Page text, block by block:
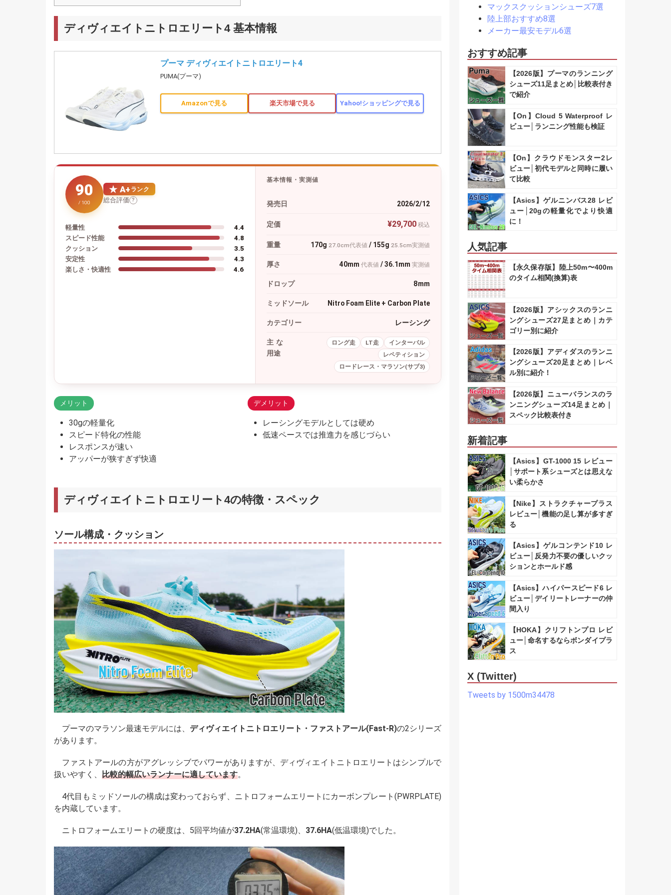
ディヴィエイトニトロエリート4 基本情報
プーマ ディヴィエイトニトロエリート4
PUMA(プーマ)
Amazonで見る 楽天市場で見る Yahoo!ショッピングで見る
90
/ 100
★ A+ ランク
総合評価 ?
軽量性
4.4
スピード性能
4.8
クッション
3.5
安定性
4.3
楽しさ・快適性
4.6
基本情報・実測値
発売日 2026/2/12
定価 ¥29,700 税込
重量 170g 27.0cm代表値 / 155g 25.5cm実測値
厚さ 40mm 代表値 / 36.1mm 実測値
ドロップ 8mm
ミッドソール Nitro Foam Elite + Carbon Plate
カテゴリー レーシング
主な
用途
ロング走 LT走
インターバル
レペティション
ロードレース・マラソン(サブ3)
メリット
30gの軽量化
スピード特化の性能
レスポンスが速い
アッパーが狭すぎず快適
デメリット
レーシングモデルとしては硬め
低速ペースでは推進力を感じづらい
ディヴィエイトニトロエリート4の特徴・スペック
ソール構成・クッション
プーマのマラソン最速モデルには、 ディヴィエイトニトロエリート・ファストアール(Fast-R)の2シリーズ
があります。
ファストアールの方がアグレッシブでパワーがありますが、ディヴィエイトニトロエリートはシンプルで
扱いやすく、 比較的幅広いランナーに適しています。
4代目もミッドソールの構成は変わっておらず、ニトロフォームエリートにカーボンプレート(PWRPLATE)
を内蔵しています。
ニトロフォームエリートの硬度は、5回平均値が37.2HA(常温環境)、 37.6HA(低温環境)でした。
マックスクッションシューズ7選
陸上部おすすめ8選
メーカー最安モデル6選
おすすめ記事
【2026版】プーマのランニング
シューズ11足まとめ│比較表付き
で紹介
【On】Cloud 5 Waterproof レ
ビュー│ランニング性能も検証
【On】クラウドモンスター2レ
ビュー│初代モデルと同時に履い
て比較
【Asics】ゲルニンバス28 レビ
ュー│20gの軽量化でより快適
に！
人気記事
【永久保存版】陸上50m〜400m
のタイム相関(換算)表
【2026版】アシックスのランニ
ングシューズ27足まとめ｜カテ
ゴリー別に紹介
【2026版】アディダスのランニ
ングシューズ20足まとめ｜レベ
ル別に紹介！
【2026版】ニューバランスのラ
ンニングシューズ14足まとめ｜
スペック比較表付き
新着記事
【Asics】GT-1000 15 レビュー
│サポート系シューズとは思えな
い柔らかさ
【Nike】ストラクチャープラス
レビュー│機能の足し算が多すぎ
る
【Asics】ゲルコンテンド10 レ
ビュー│反発力不要の優しいクッ
ションとホールド感
【Asics】ハイパースピード6 レ
ビュー│デイリートレーナーの仲
間入り
【HOKA】クリフトンプロ レビ
ュー│命名するならボンダイプラ
ス
X (Twitter)
Tweets by 1500m34478